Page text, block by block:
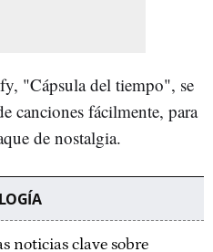
"Cápsula del tiempo", se
canciones fácilmente, para
de nostalgia.
noticias clave sobre